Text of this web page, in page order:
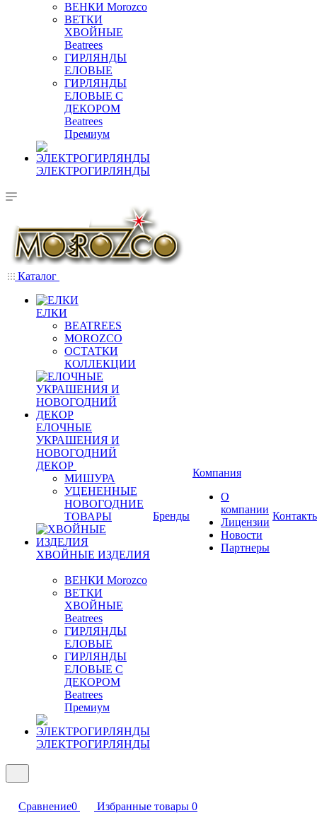
ВЕНКИ Morozco
ВЕТКИ
ХВОЙНЫЕ
Beatrees
ГИРЛЯНДЫ
ЕЛОВЫЕ
ГИРЛЯНДЫ
ЕЛОВЫЕ С
ДЕКОРОМ
Beatrees
Премиум
ЭЛЕКТРОГИРЛЯНДЫ
Каталог
ЕЛКИ
BEATREES
MOROZCO
ОСТАТКИ
КОЛЛЕКЦИИ
ЕЛОЧНЫЕ
УКРАШЕНИЯ И
НОВОГОДНИЙ
ДЕКОР
МИШУРА
УЦЕНЕННЫЕ
НОВОГОДНИЕ
ТОВАРЫ
ХВОЙНЫЕ ИЗДЕЛИЯ
ВЕНКИ Morozco
ВЕТКИ
ХВОЙНЫЕ
Beatrees
ГИРЛЯНДЫ
ЕЛОВЫЕ
ГИРЛЯНДЫ
ЕЛОВЫЕ С
ДЕКОРОМ
Beatrees
Премиум
ЭЛЕКТРОГИРЛЯНДЫ
Бренды
Компания
О
компании
Лицензии
Новости
Партнеры
Сравнение0 Избранные товары 0